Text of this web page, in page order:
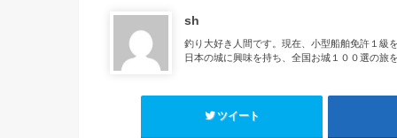
sh
釣り大好き人間です。現在、小型船舶免許１級
日本の城に興味を持ち、全国お城１００選の旅
ツイート